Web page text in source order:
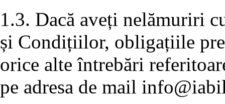
1.3. Dacă aveți nelămuriri
și Condițiilor, obligațiile
orice alte întrebări
pe adresa de mail